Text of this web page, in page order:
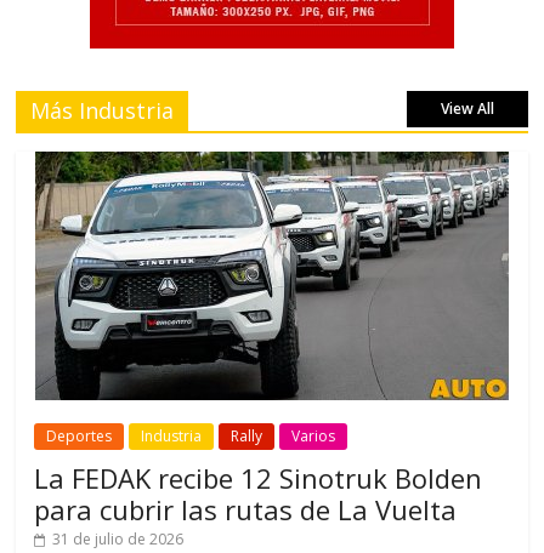
Más Industria View All
Deportes Industria Rally Varios
La FEDAK recibe 12 Sinotruk Bolden
para cubrir las rutas de La Vuelta
31 de julio de 2026